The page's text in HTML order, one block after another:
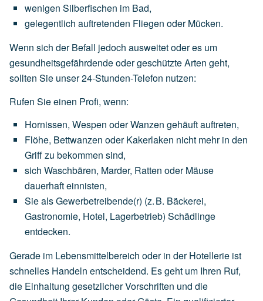
wenigen Silberfischen im Bad,
gelegentlich auftretenden Fliegen oder Mücken.
Wenn sich der Befall jedoch ausweitet oder es um
gesundheitsgefährdende oder geschützte Arten geht,
sollten Sie unser 24-Stunden-Telefon nutzen:
Rufen Sie einen Profi, wenn:
Hornissen, Wespen oderWanzen gehäuftauftreten,
Flöhe, Bettwanzen oder Kakerlaken nicht mehr in den
Griffzu bekommen sind,
sich Waschbären, Marder, Ratten oder Mäuse
dauerhafteinnisten,
SiealsGewerbetreibende(r) (z.B. Bäckerei,
Gastronomie, Hotel, Lagerbetrieb) Schädlinge
entdecken.
Gerade im Lebensmittelbereich oder in der Hotellerie ist
schnelles Handeln entscheidend. Es geht um Ihren Ruf,
die Einhaltung gesetzlicher Vorschriften und die